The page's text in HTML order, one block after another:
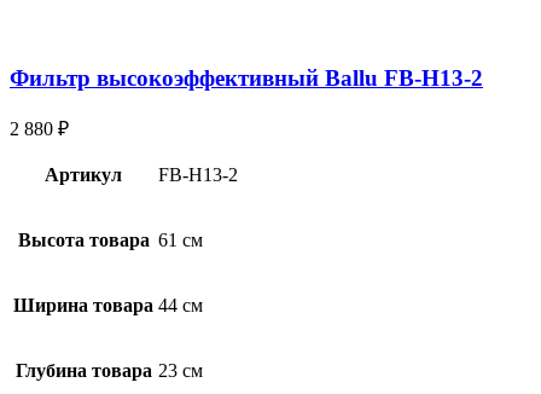
Фильтр высокоэффективный Ballu FB-H13-2
2 880 ₽
Артикул FB-H13-2
Высота товара 61 см
Ширина товара 44 см
Глубина товара 23 см